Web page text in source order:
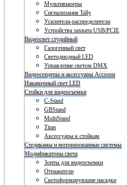
Мультивьюеры
Сигнализация Tally
Усилители-распределители
Устройства захвата USB/PCIE
Видеосвет студийный
Галогенный свет
Светодиодный LED
Управление светом DMX
Видеосендеры и аксессуары Accsoon
Накамерный свет LED
Стойки для видеосъемки
C-Stand
GBStand
MultiStand
Titan
Аксессуары к стойкам
Стедикамы и моторизованные системы
Модификаторы света
Зонты для видеосъемки
Отражатели
Светоформирующие насадки